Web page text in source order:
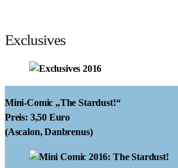
Exclusives
Mini-Comic „The Stardust!“
Preis: 3,50 Euro
(Ascalon, Danbrenus)